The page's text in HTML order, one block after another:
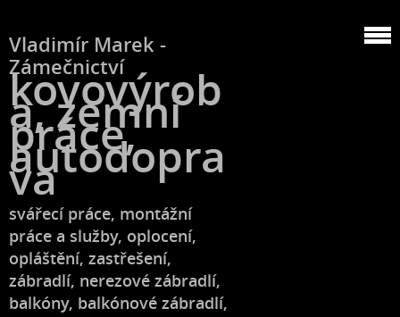
Vladimír Marek -
Zámečnictví
kovovýrob
a, zemní
práce,
autodopra
va
svářecí práce, montážní
práce a služby, oplocení,
opláštění, zastřešení,
zábradlí, nerezové zábradlí,
balkóny, balkónové zábradlí,